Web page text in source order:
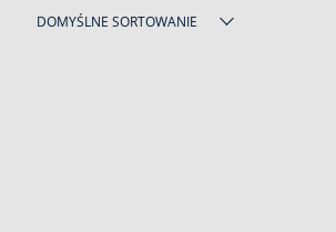
DOMYŚLNE SORTOWANIE